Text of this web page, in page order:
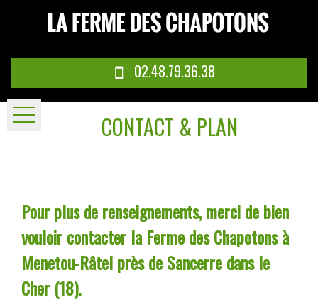
02.48.79.36.38
Pour plus de renseignements, merci de bien
vouloir contacter la Ferme des Chapotons à
Menetou-Râtel près de Sancerre dans le
Cher (18).
CONTACT & PLAN